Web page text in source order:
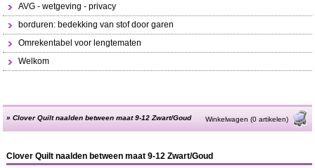
AVG - wetgeving - privacy
borduren: bedekking van stof door garen
Omrekentabel voor lengtematen
Welkom
»Clover Quilt naalden between maat 9-12 Zwart/Goud Winkelwagen (0 artikelen)
Clover Quilt naalden between maat 9-12 Zwart/Goud